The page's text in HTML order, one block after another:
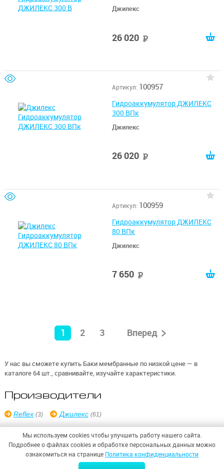
Джилекс
26 020
Артикул: 100957
Гидроаккумулятор ДЖИЛЕКС
300 ВПк
Джилекс
26 020
Артикул: 100959
Гидроаккумулятор ДЖИЛЕКС
80 ВПк
Джилекс
7 650
1 2 3 Вперед
У нас вы сможете купить Баки мембранные по низкой цене — в
каталоге 64 шт., сравнивайте, изучайте характеристики.
Производители
Reflex (3) Джилекс (61)
ООО «СИНТЕЗ БЕЗОПАСНОСТИ»
Мы используем cookies чтобы улучшить работу нашего сайта.
Подробнее о файлах cookies и обработке персональных данных можно
ознакомиться на странице Политика конфиденциальности